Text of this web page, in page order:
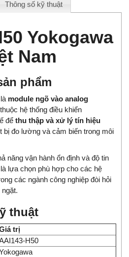
Thông số kỹ thuật
Yokogawa
Nam
phẩm
là module ngõ vào analog
thuộc hệ thống điều khiển
để thu thập và xử lý tín hiệu
bị đo lường và cảm biến trong môi
năng vận hành ổn định và độ tin
lựa chọn phù hợp cho các hệ
các ngành công nghiệp đòi hỏi
thuật
trị
H50